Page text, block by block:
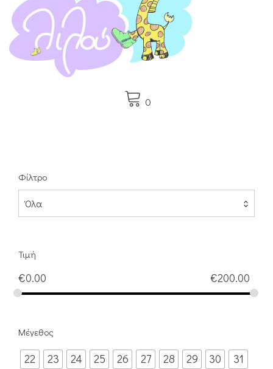
0
Φίλτρο
Όλα
Τιμή
€0.00 €200.00
Μέγεθος
22 23 24 25 26 27 28 29 30
31